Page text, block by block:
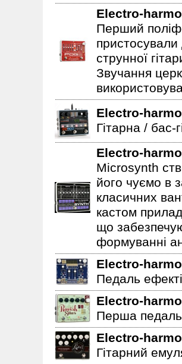
Electro-
Перший
пристосували
струнної
Звучання
Electro-
Гітарна / бас-
Electro-
Microsynth
його чуємо в
класичних
кастом
що
формуванні
Electro-
Педаль
Electro-
Перша
Electro-
Гітарний